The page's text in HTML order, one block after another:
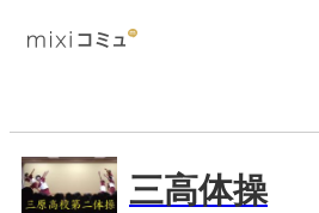
三高体操